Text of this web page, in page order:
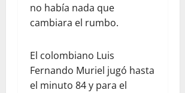
no había nada que
cambiara el rumbo.
El colombiano Luis
Fernando Muriel jugó hasta
el minuto 84 y para el